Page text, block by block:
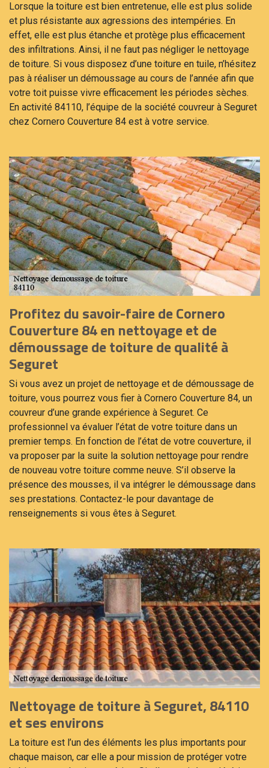
Lorsque la toiture est bien entretenue, elle est plus solide
et plus résistante aux agressions des intempéries. En
effet, elle est plus étanche et protège plus efficacement
des infiltrations. Ainsi, il ne faut pas négliger le nettoyage
de toiture. Si vous disposez d’une toiture en tuile, n’hésitez
pas à réaliser un démoussage au cours de l’année afin que
votre toit puisse vivre efficacement les périodes sèches.
En activité 84110, l’équipe de la société couvreur à Seguret
chez Cornero Couverture 84 est à votre service.
Profitez du savoir-faire de Cornero
Couverture 84 en nettoyage et de
démoussage de toiture de qualité à
Seguret
Si vous avez un projet de nettoyage et de démoussage de
toiture, vous pourrez vous fier à Cornero Couverture 84, un
couvreur d’une grande expérience à Seguret. Ce
professionnel va évaluer l’état de votre toiture dans un
premier temps. En fonction de l’état de votre couverture, il
va proposer par la suite la solution nettoyage pour rendre
de nouveau votre toiture comme neuve. S’il observe la
présence des mousses, il va intégrer le démoussage dans
ses prestations. Contactez-le pour davantage de
renseignements si vous êtes à Seguret.
Nettoyage de toiture à Seguret, 84110
et ses environs
La toiture est l’un des éléments les plus importants pour
chaque maison, car elle a pour mission de protéger votre